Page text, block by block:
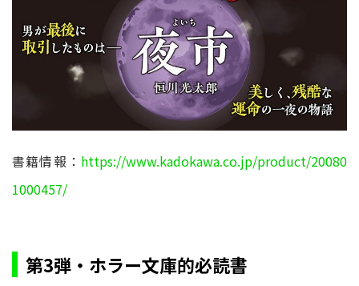
書籍情報： https://www.kadokawa.co.jp/product/20080
1000457/
第3弾・ホラー文庫的必読書